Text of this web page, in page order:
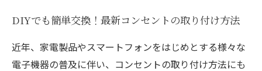
DIYでも簡単交換！最新コンセントの取り付け方法
近年、家電製品やスマートフォンをはじめとする様々な
電子機器の普及に伴い、コンセントの取り付け方法にも